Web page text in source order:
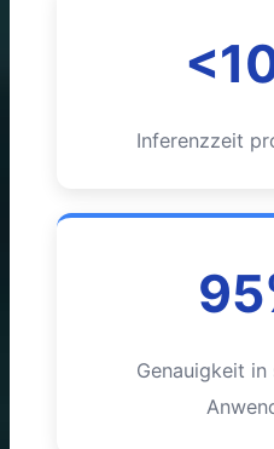
Inferenzzeit
Genauigkeit